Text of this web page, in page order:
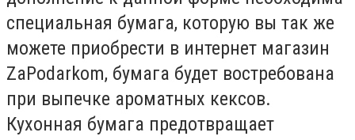
специальная бумага, которую вы так же
можете приобрести в интернет магазин
ZaPodarkom, бумага будет востребована
при выпечке ароматных кексов.
Кухонная бумага предотвращает